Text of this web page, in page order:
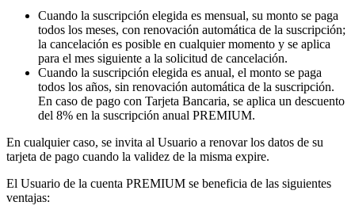
Cuando la suscripción elegida es mensual, su monto se paga
todos los meses, con renovación automática de la suscripción;
la cancelación es posible en cualquier momento y se aplica
para el mes siguiente a la solicitud de cancelación.
Cuando la suscripción elegida es anual, el monto se paga
todos los años, sin renovación automática de la suscripción.
En caso de pago con Tarjeta Bancaria, se aplica un descuento
del 8% en la suscripción anual PREMIUM.
En cualquier caso, se invita al Usuario a renovar los datos de su
tarjeta de pago cuando la validez de la misma expire.
El Usuario de la cuenta PREMIUM se beneficia de las siguientes
ventajas: